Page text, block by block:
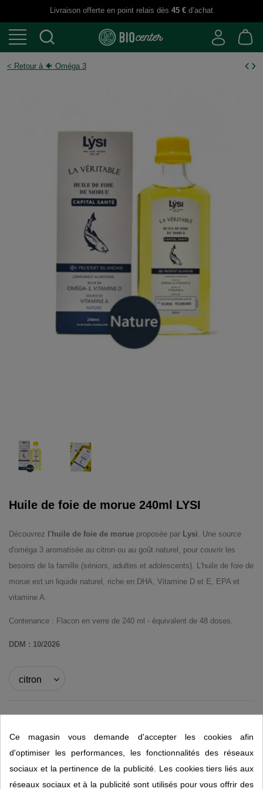
Livraison offerte en point relais dès 45 € d’achat
Huile de foie de morue 240ml LYSI
Découvrez l'huile de foie de morue proposée par Lysi. Une source
d'oméga 3 aromatisée au citron ou au goût naturel, pour couvrir les
besoins de la famille (séniors, adultes et adolescents). L'huile de foie de
morue est un liquide naturel, riche en DHA, Vitamine D et E, EPA et
vitamine A.
Contenance : Flacon en verre de 240 ml - équivalent de 48 doses.
DDM : 10/2026
20,95 €24,95 € -4,00 €
Ce magasin vous demande d'accepter les cookies afin
d'optimiser les performances, les fonctionnalités des réseaux
sociaux et la pertinence de la publicité. Les cookies tiers liés aux
réseaux sociaux et à la publicité sont utilisés pour vous offrir des